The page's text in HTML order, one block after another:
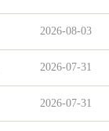
2026-08-03
2026-07-31
2026-07-31